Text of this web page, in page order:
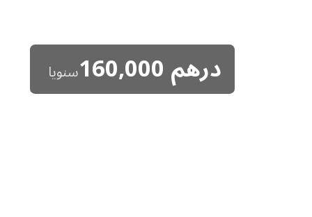
درهم160,000سنويا